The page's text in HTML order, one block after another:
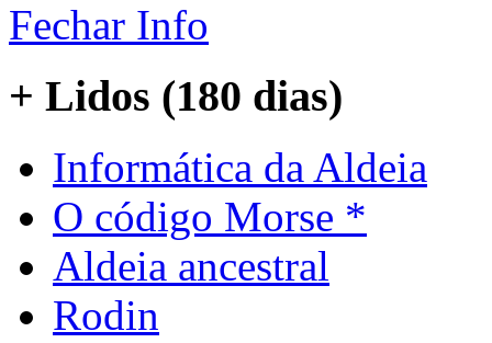
Fechar Info
+ Lidos (180 dias)
Informática da Aldeia
O código Morse *
Aldeia ancestral
Rodin